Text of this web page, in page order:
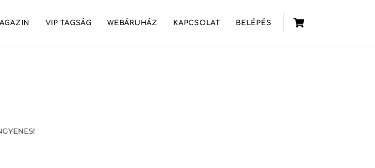
VIP TAGSÁG WEBÁRUHÁZ KAPCSOLAT BELÉPÉS